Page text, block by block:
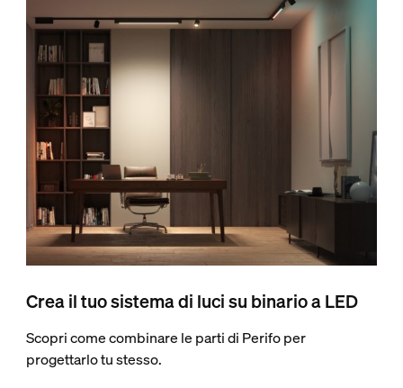
Crea il tuo sistema di luci su binario a LED
Scopri come combinare le parti di Perifo per
progettarlo tu stesso.